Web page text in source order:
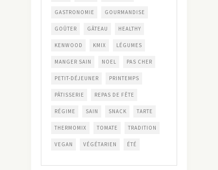
GASTRONOMIE GOURMANDISE
GOÛTER GÂTEAU HEALTHY
KENWOOD KMIX LÉGUMES
MANGER SAIN NOEL PAS CHER
PETIT-DÉJEUNER PRINTEMPS
PÂTISSERIE REPAS DE FÊTE
RÉGIME SAIN SNACK TARTE
THERMOMIX TOMATE TRADITION
VEGAN VÉGÉTARIEN ÉTÉ